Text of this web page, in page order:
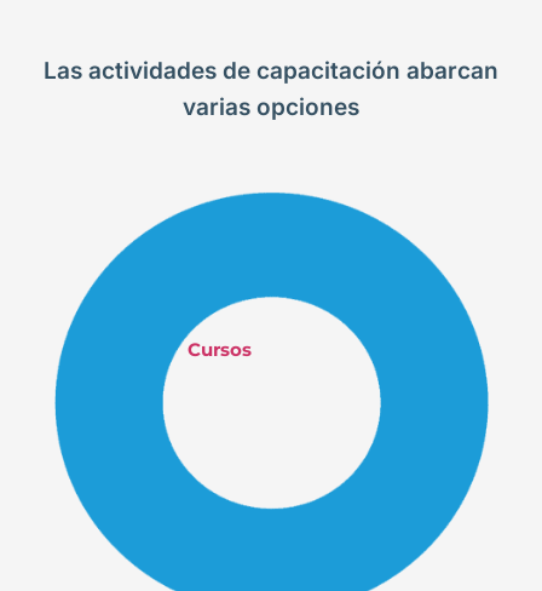
Las actividades de capacitación abarcan
varias opciones
Cursos